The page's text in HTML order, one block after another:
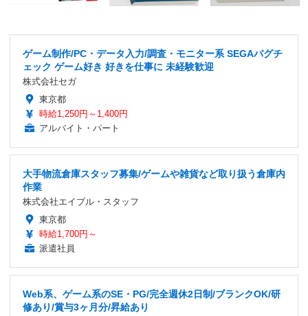
ゲーム制作/PC・データ入力/調査・モニター系 SEGAバグチ
ェック ゲーム好き 好きを仕事に 未経験歓迎
株式会社セガ
東京都
時給1,250円～1,400円
アルバイト・パート
大手物流倉庫スタッフ募集/ゲームや雑貨など取り扱う倉庫内
作業
株式会社エイブル・スタッフ
東京都
時給1,700円～
派遣社員
Web系、ゲーム系のSE・PG/完全週休2日制/ブランクOK/研
修あり/賞与3ヶ月分/昇給あり